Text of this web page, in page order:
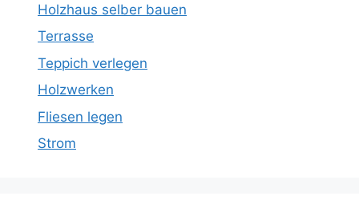
Holzhaus selber bauen
Terrasse
Teppich verlegen
Holzwerken
Fliesen legen
Strom